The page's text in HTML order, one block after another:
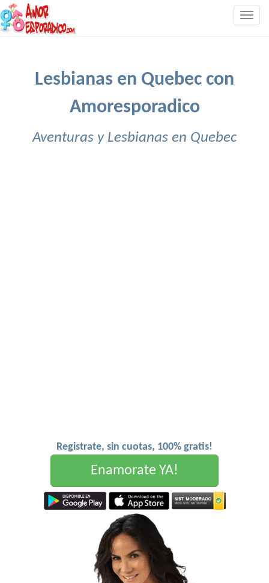
Lesbianas en Quebec con
Amoresporadico
Aventuras y Lesbianas en Quebec
Registrate, sin cuotas, 100% gratis!
Enamorate YA!